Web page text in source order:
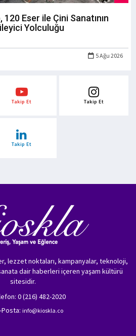
120 Eser ile Çini Sanatının
Yolculuğu
5 Ağu 2026
Takip Et Takip Et
Takip Et
lezzet noktaları, kampanyalar, teknoloji,
dair haberleri içeren yaşam kültürü
sitesidir.
0 (216) 482-2020
Posta: info@kioskla.co